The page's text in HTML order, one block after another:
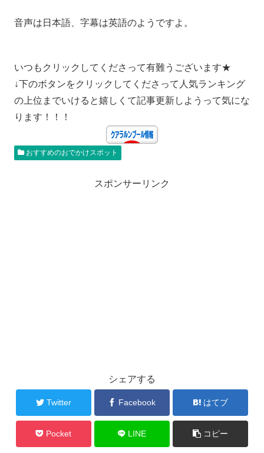
音声は日本語、字幕は英語のようですよ。
いつもクリックしてくださって有難うございます★
↓下のボタンをクリックしてくださって人気ランキング
の上位までいけると嬉しくて記事更新しようって気にな
ります！！！
おすすめのおでかけスポット
スポンサーリンク
シェアする
Twitter Facebook はてブ
Pocket LINE コピー